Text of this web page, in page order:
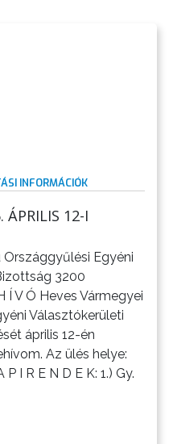
INFORMÁCIÓK
ÁPRILIS 12-I
Egyéni
3200
Í V Ó Heves Vármegyei
Választókerületi
április 12-én
Az ülés helye:
I R E N D E K: 1.) Gy.